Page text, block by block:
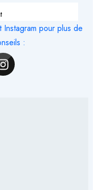
Instagram pour plus de
: